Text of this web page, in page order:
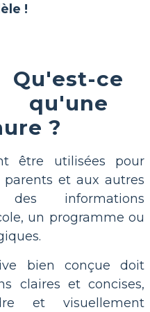
!
Qu'est-ce
qu'une
?
être utilisées pour
et aux autres
informations
un programme ou
bien conçue doit
claires et concises,
et visuellement